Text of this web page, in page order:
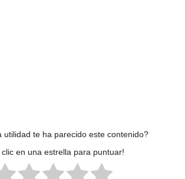
utilidad te ha parecido este contenido?
clic en una estrella para puntuar!